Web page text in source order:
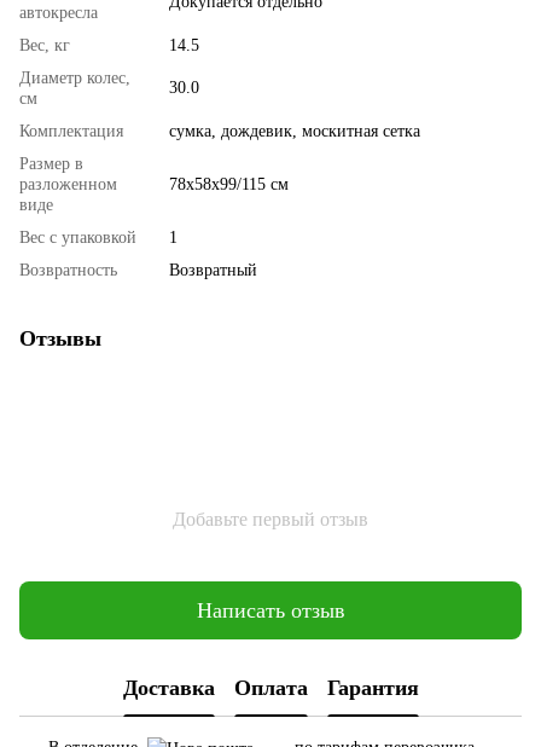
автокресла
Вес, кг
14.5
Диаметр колес,
см
30.0
Комплектация
сумка, дождевик, москитная сетка
Размер в
разложенном
виде
78x58x99/115 см
Вес с упаковкой
1
Возвратность
Возвратный
Отзывы
Добавьте первый отзыв
Написать отзыв
Доставка Оплата Гарантия